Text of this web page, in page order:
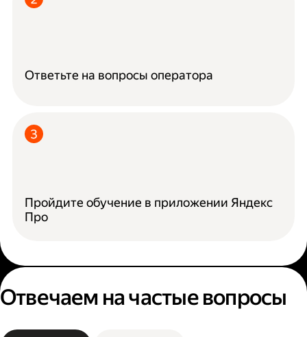
Ответьте на вопросы оператора
Пройдите обучение в приложении Яндекс
Про
Отвечаем на частые вопросы